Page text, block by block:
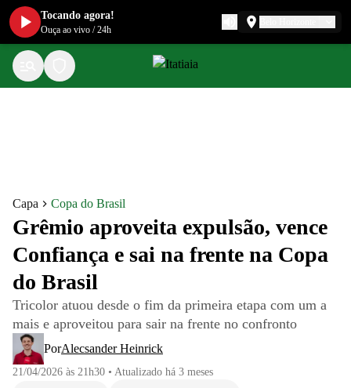
Capa Copa do Brasil
Grêmio aproveita expulsão, vence
Confiança e sai na frente na Copa
do Brasil
Tricolor atuou desde o fim da primeira etapa com um a
mais e aproveitou para sair na frente no confronto
PorAlecsander Heinrick
21/04/2026 às 21h30 • Atualizado há 3 meses
Tocando agora!
Ouça ao vivo /24h